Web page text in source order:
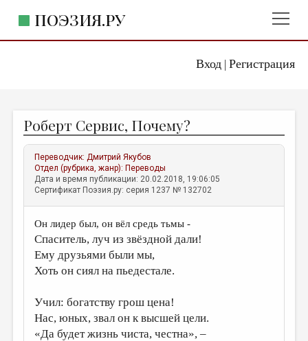
Вход| Регистрация
ПОЭЗИЯ.РУ
ЖАНРЫ
АВТОРЫ
КОММЕНТАРИИ
ЛИТСАЛОН
НОВОСТИ
ПРАВИЛА САЙТА
ИЗБРАННОЕ
ДАЙДЖЕСТ
Роберт Сервис, Почему?
Переводчик:Дмитрий Якубов
Отдел (рубрика, жанр): Переводы
Дата и время публикации: 20.02.2018, 19:06:05
Сертификат Поэзия.ру: серия 1237 № 132702
Он лидер был, он вёл средь тьмы -
Спаситель, луч из звёздной дали!
Ему друзьями были мы,
Хоть он сиял на пьедестале.
Учил: богатству грош цена!
Нас, юных, звал он к высшей цели.
«Да будет жизнь чиста, честна», –